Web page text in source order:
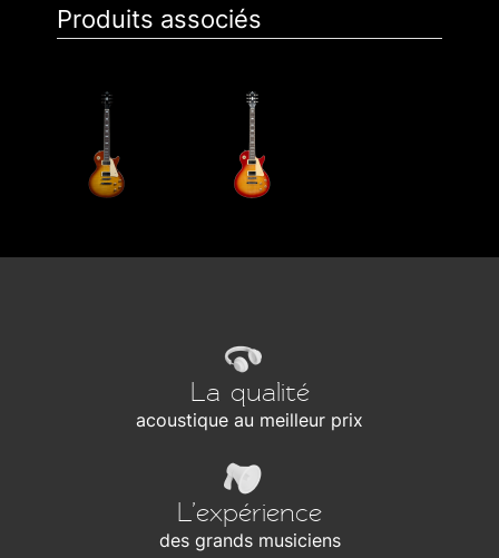
Produits associés
La qualité
acoustique au meilleur prix
L’expérience
des grands musiciens